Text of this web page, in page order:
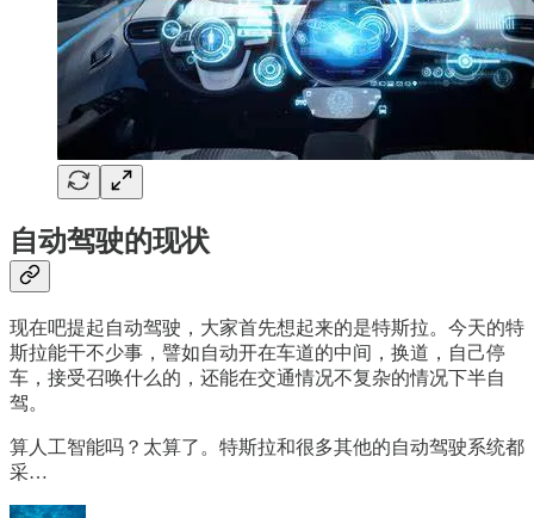
自动驾驶的现状
现在吧提起自动驾驶，大家首先想起来的是特斯拉。今天的特
斯拉能干不少事，譬如自动开在车道的中间，换道，自己停
车，接受召唤什么的，还能在交通情况不复杂的情况下半自
驾。
算人工智能吗？太算了。特斯拉和很多其他的自动驾驶系统都
采…